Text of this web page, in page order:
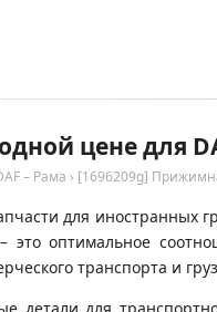
цене для
– Рама › [1696209g]
для иностранных
это оптимальное
транспорта и